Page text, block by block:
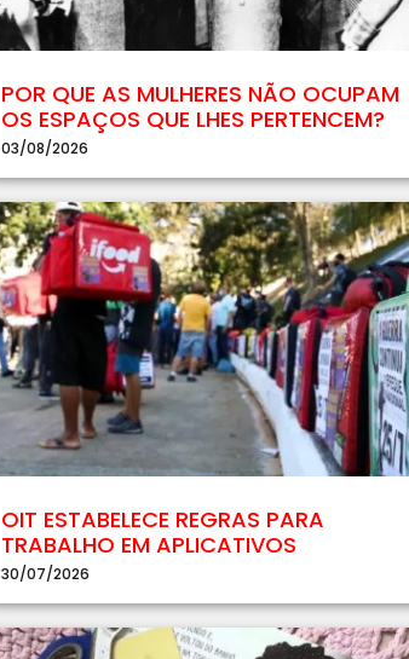
POR QUE AS MULHERES NÃO OCUPAM
OS ESPAÇOS QUE LHES PERTENCEM?
03/08/2026
OIT ESTABELECE REGRAS PARA
TRABALHO EM APLICATIVOS
30/07/2026